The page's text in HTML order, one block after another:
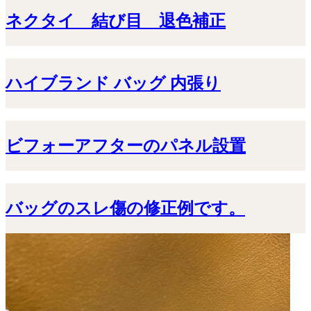
ネクタイ 結び目 退色補正
ハイブランド バッグ 内張り
ビフォーアフターのパネル設置
バッグのスレ傷の修正例です。